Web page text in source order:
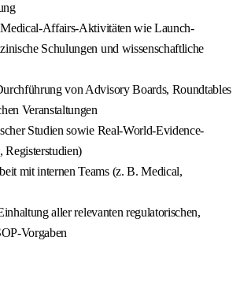
Affairs-Aktivitäten wie Launch-
Schulungen und wissenschaftliche
von Advisory Boards, Roundtables
Veranstaltungen
Studien sowie Real-World-Evidence-
mit internen Teams (z. B. Medical,
aller relevanten regulatorischen,
Vorgaben